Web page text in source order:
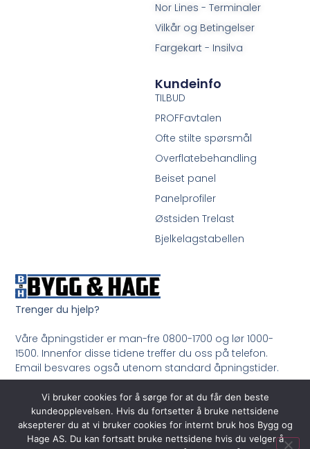
Trenger du hjelp?
Våre åpningstider er man-fre 0800-1700 og lør 1000-
1500. Innenfor disse tidene treffer du oss på telefon.
Email besvares også utenom standard åpningstider.
Ring oss på 33 99 35 50
Nor Lines - Terminaler
Vilkår og Betingelser
Fargekart - Insilva
Kundeinfo
TILBUD
PROFFavtalen
Ofte stilte spørsmål
Overflatebehandling
Beiset panel
Panelprofiler
Østsiden Trelast
Bjelkelagstabellen
Vi bruker cookies for å sørge for at du får den beste
kundeopplevelsen. Hvis du fortsetter å bruke nettsidene
aksepterer du at vi bruker cookies for internt bruk hos Bygg og
Hage AS. Du kan fortsatt bruke nettsidene hvis du velger å